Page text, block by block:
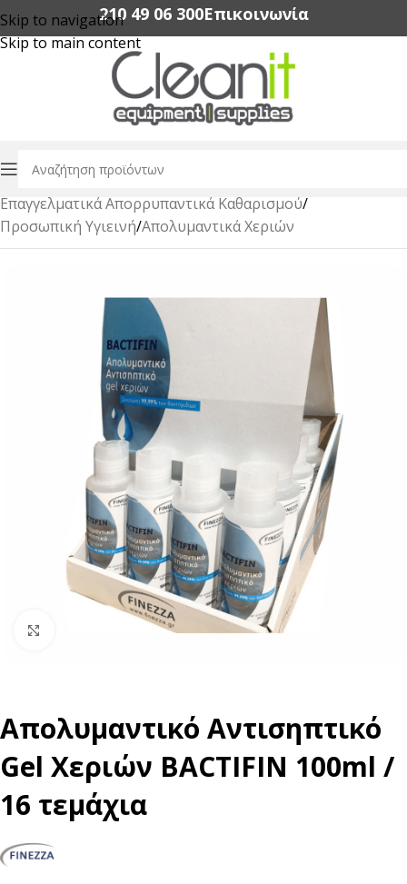
Skip to navigation
Skip to main content
210 49 06 300‬Επικοινωνία
Αρχική σελίδα/
Επαγγελματικά Απορρυπαντικά Καθαρισμού/
Προσωπική Υγιεινή/Απολυμαντικά Χεριών
Click to enlarge
Απολυμαντικό Αντισηπτικό
Gel Χεριών BACTIFIN 100ml /
16 τεμάχια